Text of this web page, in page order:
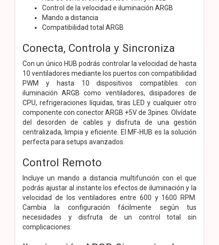
Control de la velocidad e iluminación ARGB
Mando a distancia
Compatibilidad total ARGB
Conecta, Controla y Sincroniza
Con un único HUB podrás controlar la velocidad de hasta
10 ventiladores mediante los puertos con compatibilidad
PWM y hasta 10 dispositivos compatibles con
iluminación ARGB como ventiladores, disipadores de
CPU, refrigeraciones líquidas, tiras LED y cualquier otro
componente con conector ARGB +5V de 3pines. Olvídate
del desorden de cables y disfruta de una gestión
centralizada, limpia y eficiente. El MF-HUB es la solución
perfecta para setups avanzados.
Control Remoto
Incluye un mando a distancia multifunción con el que
podrás ajustar al instante los efectos de iluminación y la
velocidad de los ventiladores entre 600 y 1600 RPM.
Cambia la configuración fácilmente según tus
necesidades y disfruta de un control total sin
complicaciones.